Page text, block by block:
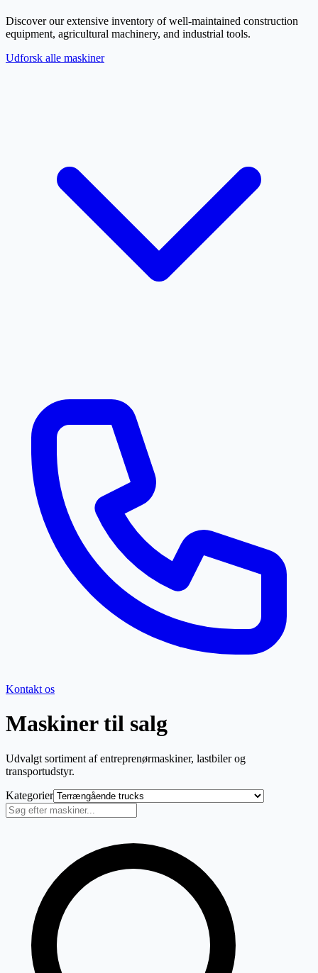
Discover our extensive inventory of well-maintained construction
equipment, agricultural machinery, and industrial tools.
Udforsk alle maskiner
Kontakt os
Maskiner til salg
Udvalgt sortiment af entreprenørmaskiner, lastbiler og
transportudstyr.
Kategorier